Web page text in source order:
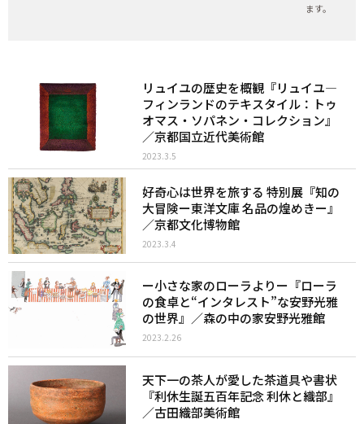
ます。
リュイユの歴史を概観『リュイユ―
フィンランドのテキスタイル：トゥ
オマス・ソパネン・コレクション』
／京都国立近代美術館
2023.3.5
好奇心は世界を旅する 特別展『知の
大冒険ー東洋文庫 名品の煌めきー』
／京都文化博物館
2023.3.4
ー小さな家のローラよりー『ローラ
の食卓と“インタレスト”な安野光雅
の世界』／森の中の家安野光雅館
2023.2.26
天下一の茶人が愛した茶道具や書状
『利休生誕五百年記念 利休と織部』
／古田織部美術館